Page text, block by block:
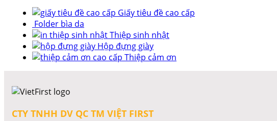
Giấy tiêu đề cao cấp
Folder bìa da
Thiệp sinh nhật
Hộp đựng giày
Thiệp cảm ơn
CTY TNHH DV QC TM VIỆT FIRST